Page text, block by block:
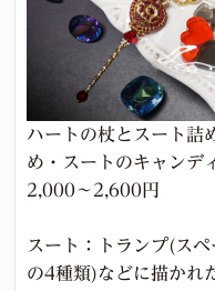
ハートの杖とスート詰
め・スートのキャンデ
2,000～2,600円
スート：トランプ(ス
の4種類)などに描かれ